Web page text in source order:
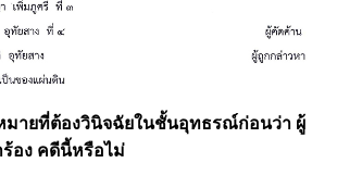
ายที่ต้องวินิจฉัยในชั้นอุทธรณ์ก่อนว่า ผู้
อง คดีนี้หรือไม่